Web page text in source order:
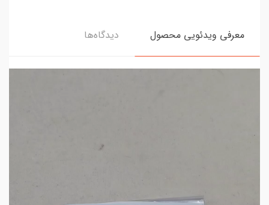
معرفی ویدئویی محصول دیدگاه‌ها